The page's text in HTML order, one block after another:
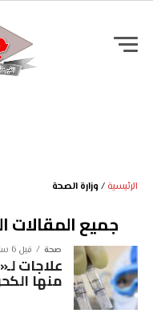
الرئيسية / وزارة الصحة
جميع المقالات
صحة قبل 6 سنوات
علاجات
منها